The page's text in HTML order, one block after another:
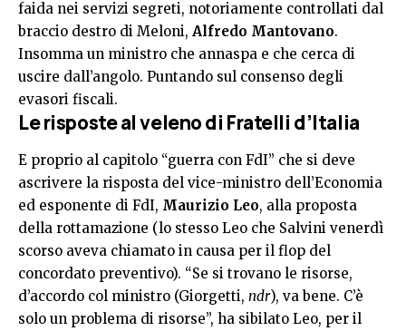
faida nei servizi segreti, notoriamente controllati dal
braccio destro di Meloni, Alfredo Mantovano.
Insomma un ministro che annaspa e che cerca di
uscire dall’angolo. Puntando sul consenso degli
evasori fiscali.
Le risposte al veleno di Fratelli d’Italia
E proprio al capitolo “guerra con FdI” che si deve
ascrivere la risposta del vice-ministro dell’Economia
ed esponente di FdI, Maurizio Leo, alla proposta
della rottamazione (lo stesso Leo che Salvini venerdì
scorso aveva chiamato in causa per il flop del
concordato preventivo). “Se si trovano le risorse,
d’accordo col ministro (Giorgetti, ndr), va bene. C’è
solo un problema di risorse”, ha sibilato Leo, per il